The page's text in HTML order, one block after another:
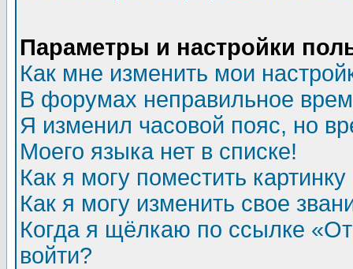
Параметры и настройки
Как мне изменить мои
В форумах неправильное
Я изменил часовой пояс, но
Моего языка нет в списке!
Как я могу поместить
Как я могу изменить свое
Когда я щёлкаю по ссылке
войти?